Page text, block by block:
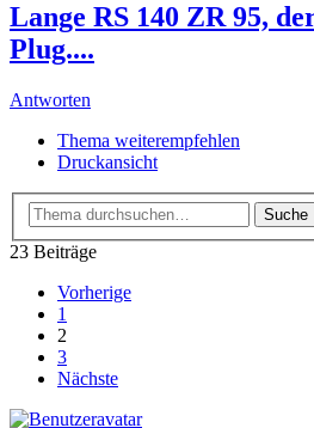
Lange RS 140 ZR 95,
Plug....
Antworten
Thema weiterempfehlen
Druckansicht
Suche
23 Beiträge
Vorherige
1
2
3
Nächste